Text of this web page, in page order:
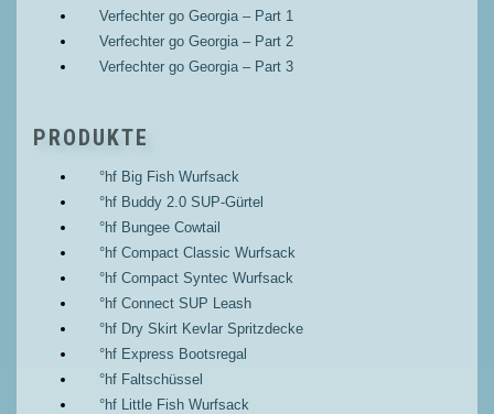
Verfechter go Georgia – Part 1
Verfechter go Georgia – Part 2
Verfechter go Georgia – Part 3
PRODUKTE
°hf Big Fish Wurfsack
°hf Buddy 2.0 SUP-Gürtel
°hf Bungee Cowtail
°hf Compact Classic Wurfsack
°hf Compact Syntec Wurfsack
°hf Connect SUP Leash
°hf Dry Skirt Kevlar Spritzdecke
°hf Express Bootsregal
°hf Faltschüssel
°hf Little Fish Wurfsack